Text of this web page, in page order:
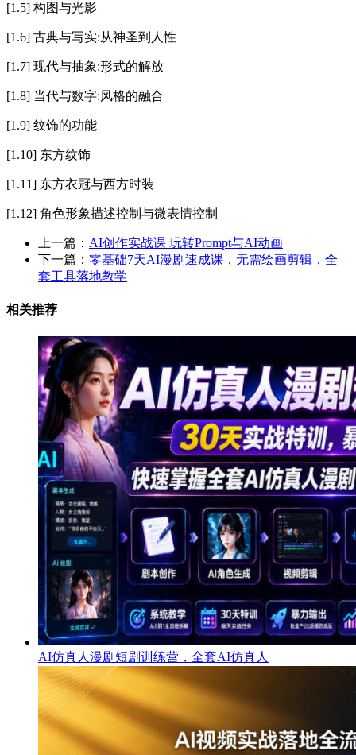
[1.5] 构图与光影
[1.6] 古典与写实:从神圣到人性
[1.7] 现代与抽象:形式的解放
[1.8] 当代与数字:风格的融合
[1.9] 纹饰的功能
[1.10] 东方纹饰
[1.11] 东方衣冠与西方时装
[1.12] 角色形象描述控制与微表情控制
上一篇： AI创作实战课 玩转Prompt与AI动画
下一篇： 零基础7天AI漫剧速成课，无需绘画剪辑，全
套工具落地教学
相关推荐
AI仿真人漫剧短剧训练营，全套AI仿真人